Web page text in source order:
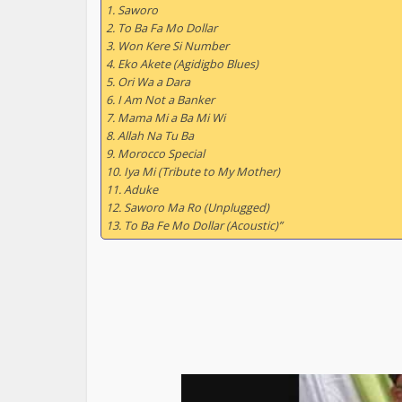
1. Saworo
2. To Ba Fa Mo Dollar
3. Won Kere Si Number
4. Eko Akete (Agidigbo Blues)
5. Ori Wa a Dara
6. I Am Not a Banker
7. Mama Mi a Ba Mi Wi
8. Allah Na Tu Ba
9. Morocco Special
10. Iya Mi (Tribute to My Mother)
11. Aduke
12. Saworo Ma Ro (Unplugged)
13. To Ba Fe Mo Dollar (Acoustic)”